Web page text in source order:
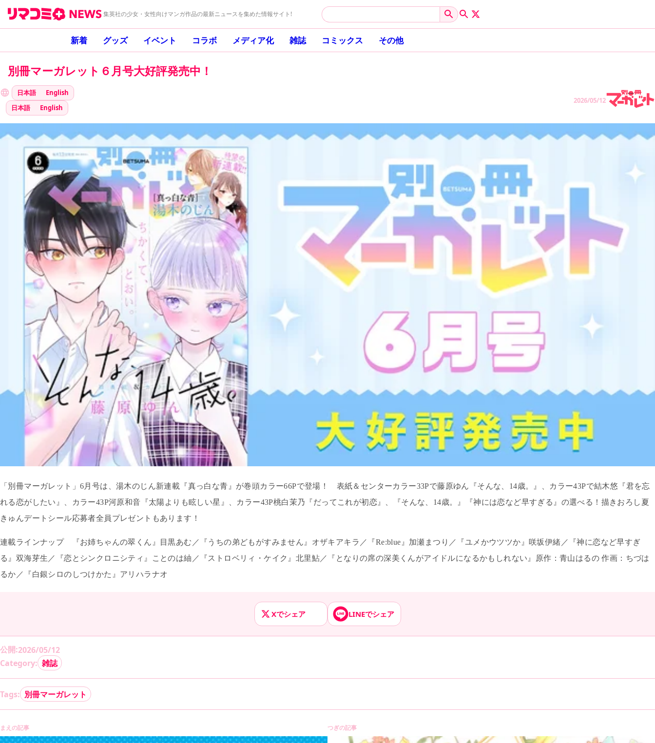
集英社の少女・女性向けマンガ作品の最新ニュースを集めた情報サイト!
新着 グッズ イベント コラボ メディア化 雑誌 コミックス その他
別冊マーガレット６月号大好評発売中！
日本語
English
日本語
English
2026/05/12
「別冊マーガレット」 6月号は、湯木のじん新連載『真っ白な青』が巻頭カラー66Pで登場！ 表紙＆センターカラー33Pで藤原ゆん『そんな、 14歳。』、カラー43Pで結木悠『君を忘
れる恋がしたい』、カラー43P河原和音『太陽よりも眩しい星』、カラー43P桃白茉乃『だってこれが初恋』、『そんな、 14歳。』『神には恋など早すぎる』の選べる！描きおろし夏
きゅんデートシール応募者全員プレゼントもあります！
連載ラインナップ 『お姉ちゃんの翠くん』目黒あむ／『うちの弟どもがすみません』オザキアキラ／『Re:blue』加瀬まつり／『ユメかウツツか』咲坂伊緒／『神に恋など早すぎ
る』双海芽生／『恋とシンクロニシティ』ことのは紬／『ストロベリィ・ケイク』北里鮎／『となりの席の深美くんがアイドルになるかもしれない』原作：青山はるの 作画：ちづは
るか／『白銀シロのしつけかた』アリハラナオ
Xでシェア LINEでシェア
公開:2026/05/12
Category: 雑誌
Tags: 別冊マーガレット
まえの記事 つぎの記事